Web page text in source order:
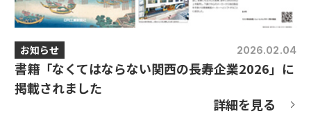
お知らせ 2026.02.04
書籍「なくてはならない関西の長寿企業2026」に
掲載されました
詳細を見る